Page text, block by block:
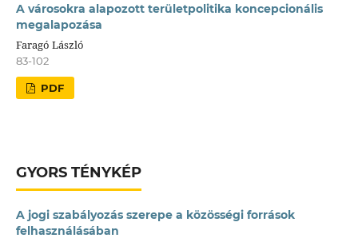
A városokra alapozott területpolitika koncepcionális
megalapozása
Faragó László
83-102
PDF
GYORS TÉNYKÉP
A jogi szabályozás szerepe a közösségi források
felhasználásában